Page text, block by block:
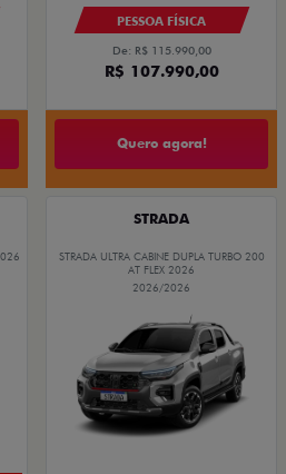
PESSOA FÍSICA
De: R$ 115.990,00
R$ 107.990,00
Quero agora!
STRADA
STRADA ULTRA CABINE DUPLA TURBO 200
AT FLEX 2026
2026/2026